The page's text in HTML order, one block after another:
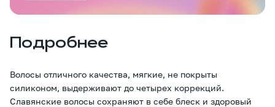
Подробнее
Волосы отличного качества, мягкие, не покрыты
силиконом, выдерживают до четырех коррекций.
Славянские волосы сохраняют в себе блеск и здоровый